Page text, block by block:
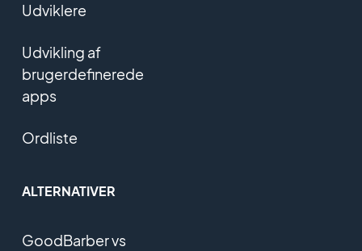
Udviklere
Udvikling af
brugerdefinerede
apps
Ordliste
ALTERNATIVER
GoodBarber vs